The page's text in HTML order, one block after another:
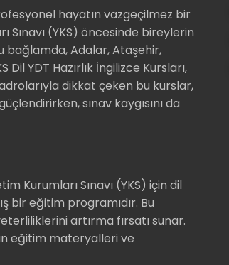
hayatın vazgeçilmez bir
Sınavı (YKS) öncesinde bireylerin
bağlamda, Adalar, Ataşehir,
YDT Hazırlık İngilizce Kursları,
dikkat çeken bu kurslar,
sınav kaygısını da
Kurumları Sınavı (YKS) için dil
bir eğitim programıdır. Bu
artırma fırsatı sunar.
eğitim materyalleri ve